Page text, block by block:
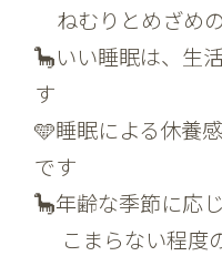
ねむりとめざめ
🦕いい睡眠は、生
す
🩵睡眠による休養
です
🦕年齢な季節に応
こまらない程度